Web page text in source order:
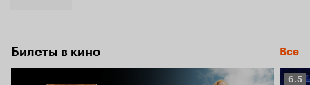
Билеты в кино Все
6.5